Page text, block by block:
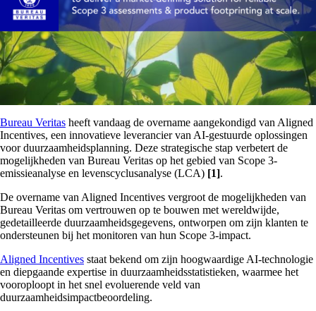
Bureau Veritas heeft vandaag de overname aangekondigd van Aligned
Incentives, een innovatieve leverancier van AI-gestuurde oplossingen
voor duurzaamheidsplanning. Deze strategische stap verbetert de
mogelijkheden van Bureau Veritas op het gebied van Scope 3-
emissieanalyse en levenscyclusanalyse (LCA) [1].
De overname van Aligned Incentives vergroot de mogelijkheden van
Bureau Veritas om vertrouwen op te bouwen met wereldwijde,
gedetailleerde duurzaamheidsgegevens, ontworpen om zijn klanten te
ondersteunen bij het monitoren van hun Scope 3-impact.
Aligned Incentives staat bekend om zijn hoogwaardige AI-technologie
en diepgaande expertise in duurzaamheidsstatistieken, waarmee het
vooroploopt in het snel evoluerende veld van
duurzaamheidsimpactbeoordeling.